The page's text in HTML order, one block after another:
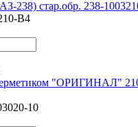
238) стар.обр. 238-
В4
"ОРИГИНАЛ"
10